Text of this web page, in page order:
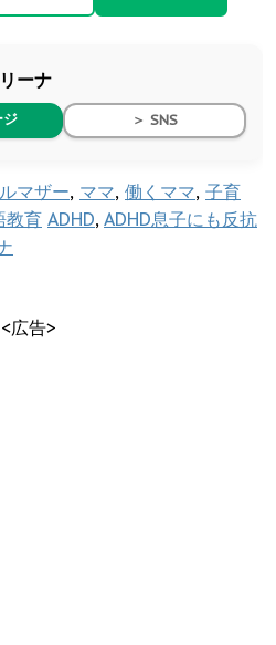
ーナ
ジ ＞ SNS
マザー, ママ, 働くママ, 子育
教育 ADHD, ADHD息子にも反抗
<広告>